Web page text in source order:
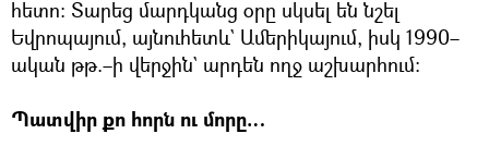
հետո։ Տարեց մարդկանց օրը սկսել են նշել
Եվրոպայում, այնուհետև` Ամերիկայում, իսկ 1990–
ական թթ.–ի վերջին` արդեն ողջ աշխարհում։
Պատվիր քո հորն ու մորը…